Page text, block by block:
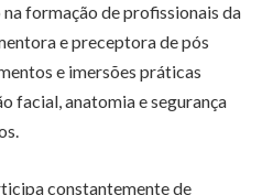
formação de profissionais da
e preceptora de pós
e imersões práticas
facial, anatomia e segurança
constantemente de